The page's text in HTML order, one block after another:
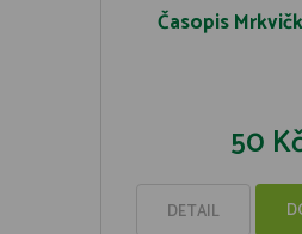
Časopis
50
DETAIL